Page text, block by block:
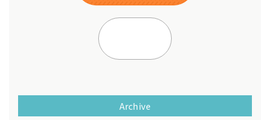
Archive